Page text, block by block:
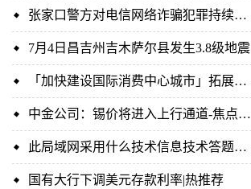
张家口警方对电信网络诈骗犯罪持续保持高压态势 今年以来共破获电信诈骗案件300余起 抓获疑犯600余名 每日热文
7月4日昌吉州吉木萨尔县发生3.8级地震
「加快建设国际消费中心城市」拓展消费场景篇之二：大品牌落子郑州 引“燃”时尚消费新活力
中金公司：锡价将进入上行通道-焦点热讯
此局域网采用什么技术信息技术答题（此局域网采用什么技术）
国有大行下调美元存款利率|热推荐